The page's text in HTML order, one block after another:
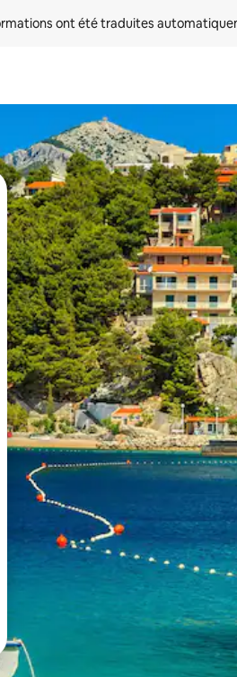
ont été traduites
et vers le bas pour les parcourir